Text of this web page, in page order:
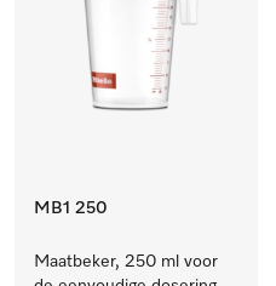
MB1 250
Maatbeker, 250 ml voor